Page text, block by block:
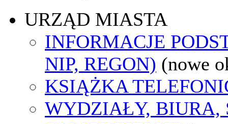
URZĄD MIASTA
INFORMACJE
NIP, REGON) (nowe
KSIĄŻKA
WYDZIAŁY, BIURA,